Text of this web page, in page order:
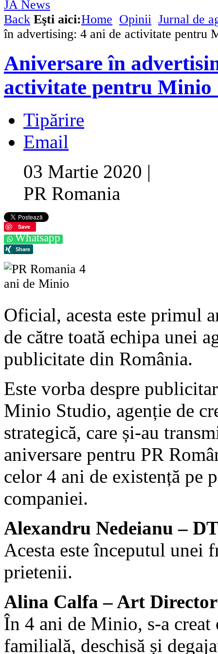
Back Eşti aici:Home Opinii Jurnal de
în advertising: 4 ani de activitate pentru
Aniversare în
activitate pentru Minio
Tipărire
Email
03 Martie 2020 |
PR Romania
Save
Whatsapp
Oficial, acesta este primul
de către toată echipa unei
publicitate din România.
Este vorba despre
Minio Studio, agenție de
strategică, care și-au
aniversare pentru PR
celor 4 ani de existență pe
companiei.
Alexandru Nedeianu –
Acesta este începutul unei
prietenii.
Alina Calfa – Art
În 4 ani de Minio, s-a creat
familială, deschisă și